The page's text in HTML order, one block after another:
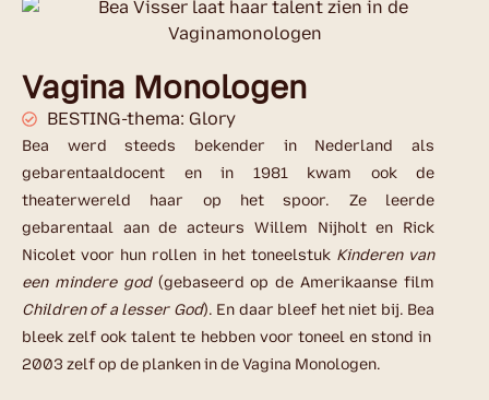
Vagina Monologen
BESTING-thema: Glory
Bea werd steeds bekender in Nederland als
gebarentaaldocent en in 1981 kwam ook de
theaterwereld haar op het spoor. Ze leerde
gebarentaal aan de acteurs Willem Nijholt en Rick
Nicolet voor hun rollen in het toneelstuk Kinderen van
een mindere god (gebaseerd op de Amerikaanse film
Children of a lesser God). En daar bleef het niet bij. Bea
bleek zelf ook talent te hebben voor toneel en stond in
2003 zelf op de planken in de Vagina Monologen.